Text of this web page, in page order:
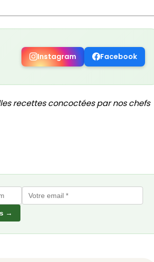
Instagram Facebook
recettes concoctées par nos chefs
→